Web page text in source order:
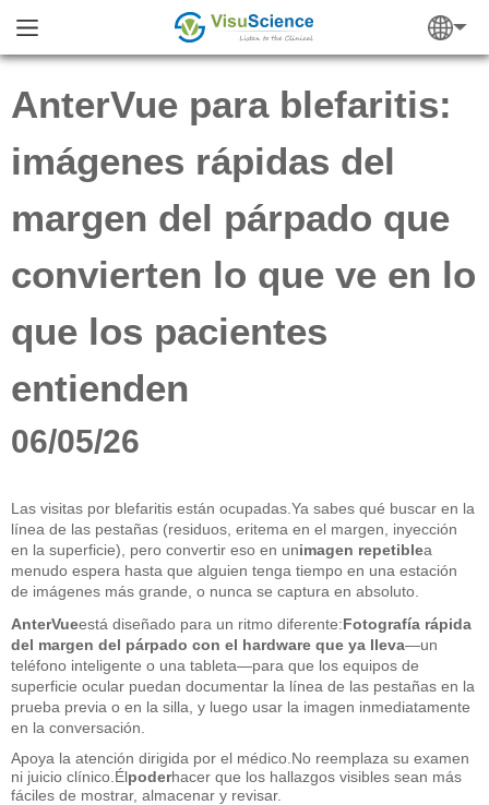
AnterVue para blefaritis:
imágenes rápidas del
margen del párpado que
convierten lo que ve en lo
que los pacientes
entienden
06/05/26
Las visitas por blefaritis están ocupadas.Ya sabes qué buscar en la
línea de las pestañas (residuos, eritema en el margen, inyección
en la superficie), pero convertir eso en unimagen repetiblea
menudo espera hasta que alguien tenga tiempo en una estación
de imágenes más grande, o nunca se captura en absoluto.
AnterVueestá diseñado para un ritmo diferente:Fotografía rápida
del margen del párpado con el hardware que ya lleva—un
teléfono inteligente o una tableta—para que los equipos de
superficie ocular puedan documentar la línea de las pestañas en la
prueba previa o en la silla, y luego usar la imagen inmediatamente
en la conversación.
Apoya la atención dirigida por el médico.No reemplaza su examen
ni juicio clínico.Élpoderhacer que los hallazgos visibles sean más
fáciles de mostrar, almacenar y revisar.